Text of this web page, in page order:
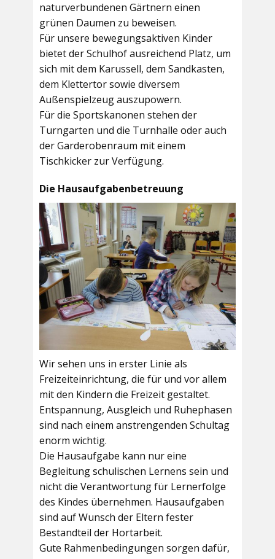
naturverbundenen Gärtnern einen
grünen Daumen zu beweisen.
Für unsere bewegungsaktiven Kinder
bietet derSchulhofausreichend Platz, um
sich mit dem Karussell, dem Sandkasten,
dem Klettertor sowie diversem
Außenspielzeug auszupowern.
Für die Sportskanonen stehen der
Turngarten und die Turnhalle oder auch
derGarderobenraum mit einem
Tischkicker zur Verfügung.
Die Hausaufgabenbetreuung
Wir sehen uns in erster Linie als
Freizeiteinrichtung, die für und vor allem
mit den Kindern die Freizeit gestaltet.
Entspannung, Ausgleich und Ruhephasen
sind nach einem anstrengenden Schultag
enorm wichtig.
Die Hausaufgabe kann nur eine
Begleitung schulischen Lernens sein und
nicht die Verantwortung für Lernerfolge
des Kindes übernehmen. Hausaufgaben
sind auf Wunsch der Eltern fester
Bestandteil der Hortarbeit.
Gute Rahmenbedingungen sorgen dafür,